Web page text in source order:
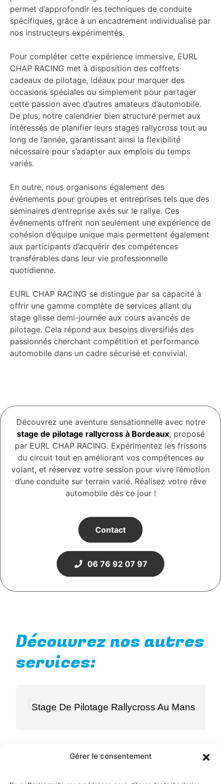
Gérer le consentement
permet d’approfondir les techniques de conduite
spécifiques, grâce à un encadrement individualisé par
nos instructeurs expérimentés.
Pour compléter cette expérience immersive, EURL
CHAP RACING met à disposition des coffrets
cadeaux de pilotage, idéaux pour marquer des
occasions spéciales ou simplement pour partager
cette passion avec d’autres amateurs d’automobile.
De plus, notre calendrier bien structuré permet aux
intéressés de planifier leurs stages rallycross tout au
long de l’année, garantissant ainsi la flexibilité
nécessaire pour s’adapter aux emplois du temps
variés.
En outre, nous organisons également des
événements pour groupes et entreprises tels que des
séminaires d’entreprise axés sur le rallye. Ces
événements offrent non seulement une expérience de
cohésion d’équipe unique mais permettent également
aux participants d’acquérir des compétences
transférables dans leur vie professionnelle
quotidienne.
EURL CHAP RACING se distingue par sa capacité à
offrir une gamme complète de services allant du
stage glisse demi-journée aux cours avancés de
pilotage. Cela répond aux besoins diversifiés des
passionnés cherchant compétition et performance
automobile dans un cadre sécurisé et convivial.
Découvrez une aventure sensationnelle avec notre
stage de pilotage rallycross à Bordeaux, proposé
par EURL CHAP RACING. Expérimentez les frissons
du circuit tout en améliorant vos compétences au
volant, et réservez votre session pour vivre l’émotion
d’une conduite sur terrain varié. Réalisez votre rêve
automobile dès ce jour !
Contact
06 76 92 07 97
Découvrez nos autres
services:
Stage De Pilotage Rallycross Au Mans